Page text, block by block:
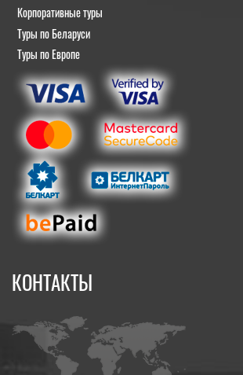
Корпоративные туры
Туры по Беларуси
Туры по Европе
КОНТАКТЫ